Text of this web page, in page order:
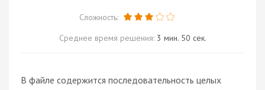
Сложность:
Среднее время решения: 3 мин. 50 сек.
В файле содержится последовательность целых